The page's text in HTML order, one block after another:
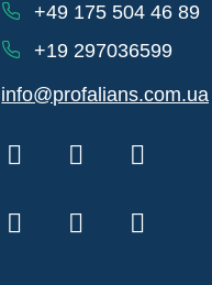
+49 175 504 46 89
+19 297036599
info@profalians.com.ua